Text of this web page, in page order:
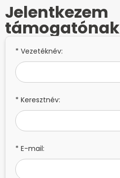
Jelentkezem
támogatónak
* Vezetéknév:
* Keresztnév:
* E-mail: